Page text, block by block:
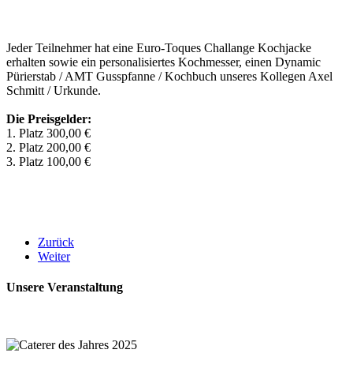
Jeder Teilnehmer hat eine Euro-Toques Challange Kochjacke
erhalten sowie ein personalisiertes Kochmesser, einen Dynamic
Pürierstab / AMT Gusspfanne / Kochbuch unseres Kollegen Axel
Schmitt / Urkunde.
Die Preisgelder:
1. Platz 300,00 €
2. Platz 200,00 €
3. Platz 100,00 €
Zurück
Weiter
Unsere Veranstaltung